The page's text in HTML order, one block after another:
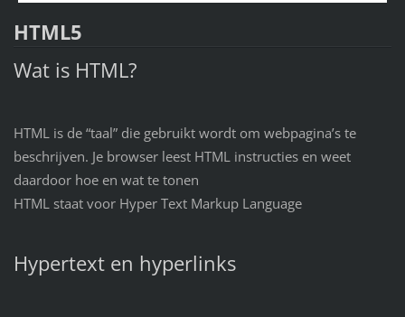
HTML5
Wat is HTML?
HTML is de “taal” die gebruikt wordt om webpagina’s te
beschrijven. Je browser leest HTML instructies en weet
daardoor hoe en wat te tonen
HTML staat voor Hyper Text Markup Language
Hypertext en hyperlinks